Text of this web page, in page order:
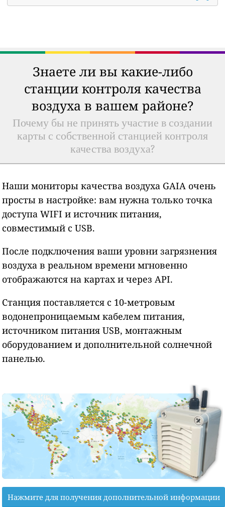
Знаете ли вы какие-либо
станции контроля качества
воздуха в вашем районе?
Почему бы не принять участие в создании
карты с собственной станцией контроля
качества воздуха?
Наши мониторы качества воздуха GAIA очень
просты в настройке: вам нужна только точка
доступа WIFI и источник питания,
совместимый с USB.
После подключения ваши уровни загрязнения
воздуха в реальном времени мгновенно
отображаются на картах и через API.
Станция поставляется с 10-метровым
водонепроницаемым кабелем питания,
источником питания USB, монтажным
оборудованием и дополнительной солнечной
панелью.
Нажмите для получения дополнительной информации